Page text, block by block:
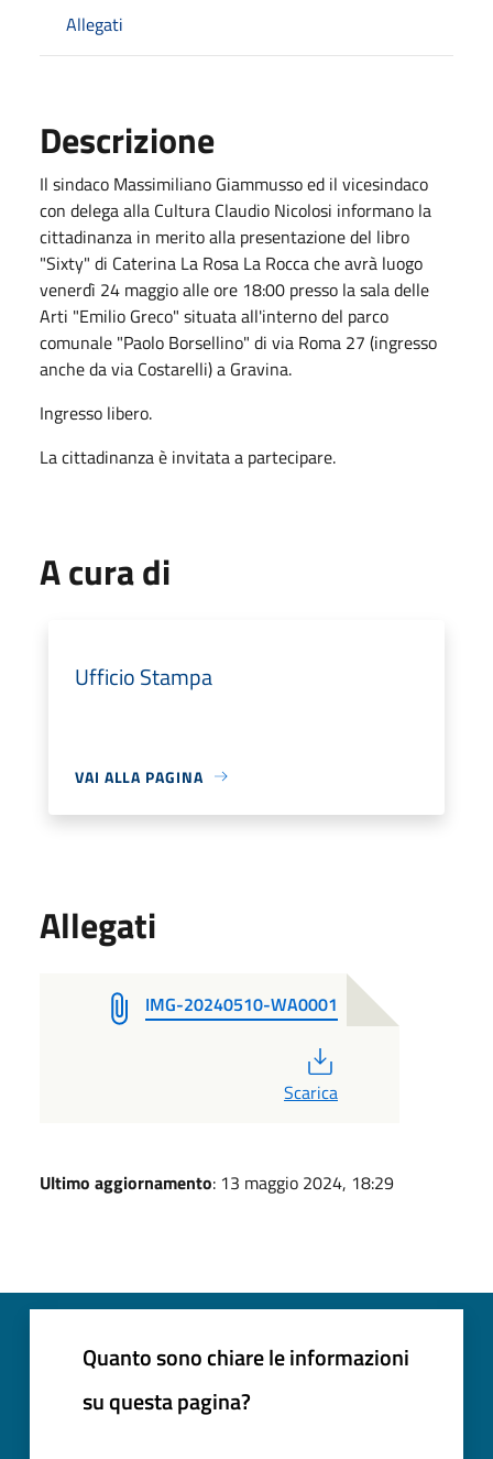
Allegati
Descrizione
Il sindaco Massimiliano Giammusso ed il vicesindaco
con delega alla Cultura Claudio Nicolosi informano la
cittadinanza in merito alla presentazione del libro
"Sixty" di Caterina La Rosa La Rocca che avrà luogo
venerdì 24 maggio alle ore 18:00 presso la sala delle
Arti "Emilio Greco" situata all'interno del parco
comunale "Paolo Borsellino" di via Roma 27 (ingresso
anche da via Costarelli) a Gravina.
Ingresso libero.
La cittadinanza è invitata a partecipare.
A cura di
Ufficio Stampa
VAI ALLA PAGINA
Allegati
IMG-20240510-WA0001
Scarica
Ultimo aggiornamento: 13 maggio 2024, 18:29
Quanto sono chiare le informazioni
su questa pagina?